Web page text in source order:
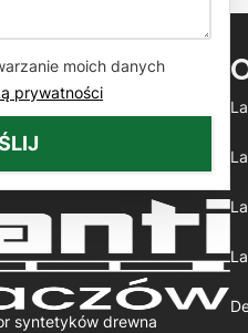
moich danych
prywatności
syntetyków drewna